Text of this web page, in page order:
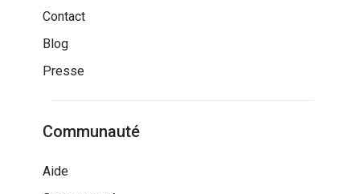
Contact
Blog
Presse
Communauté
Aide